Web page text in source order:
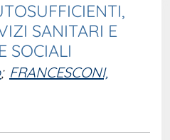
SANITARI E
SOCIALI
; FRANCESCONI,